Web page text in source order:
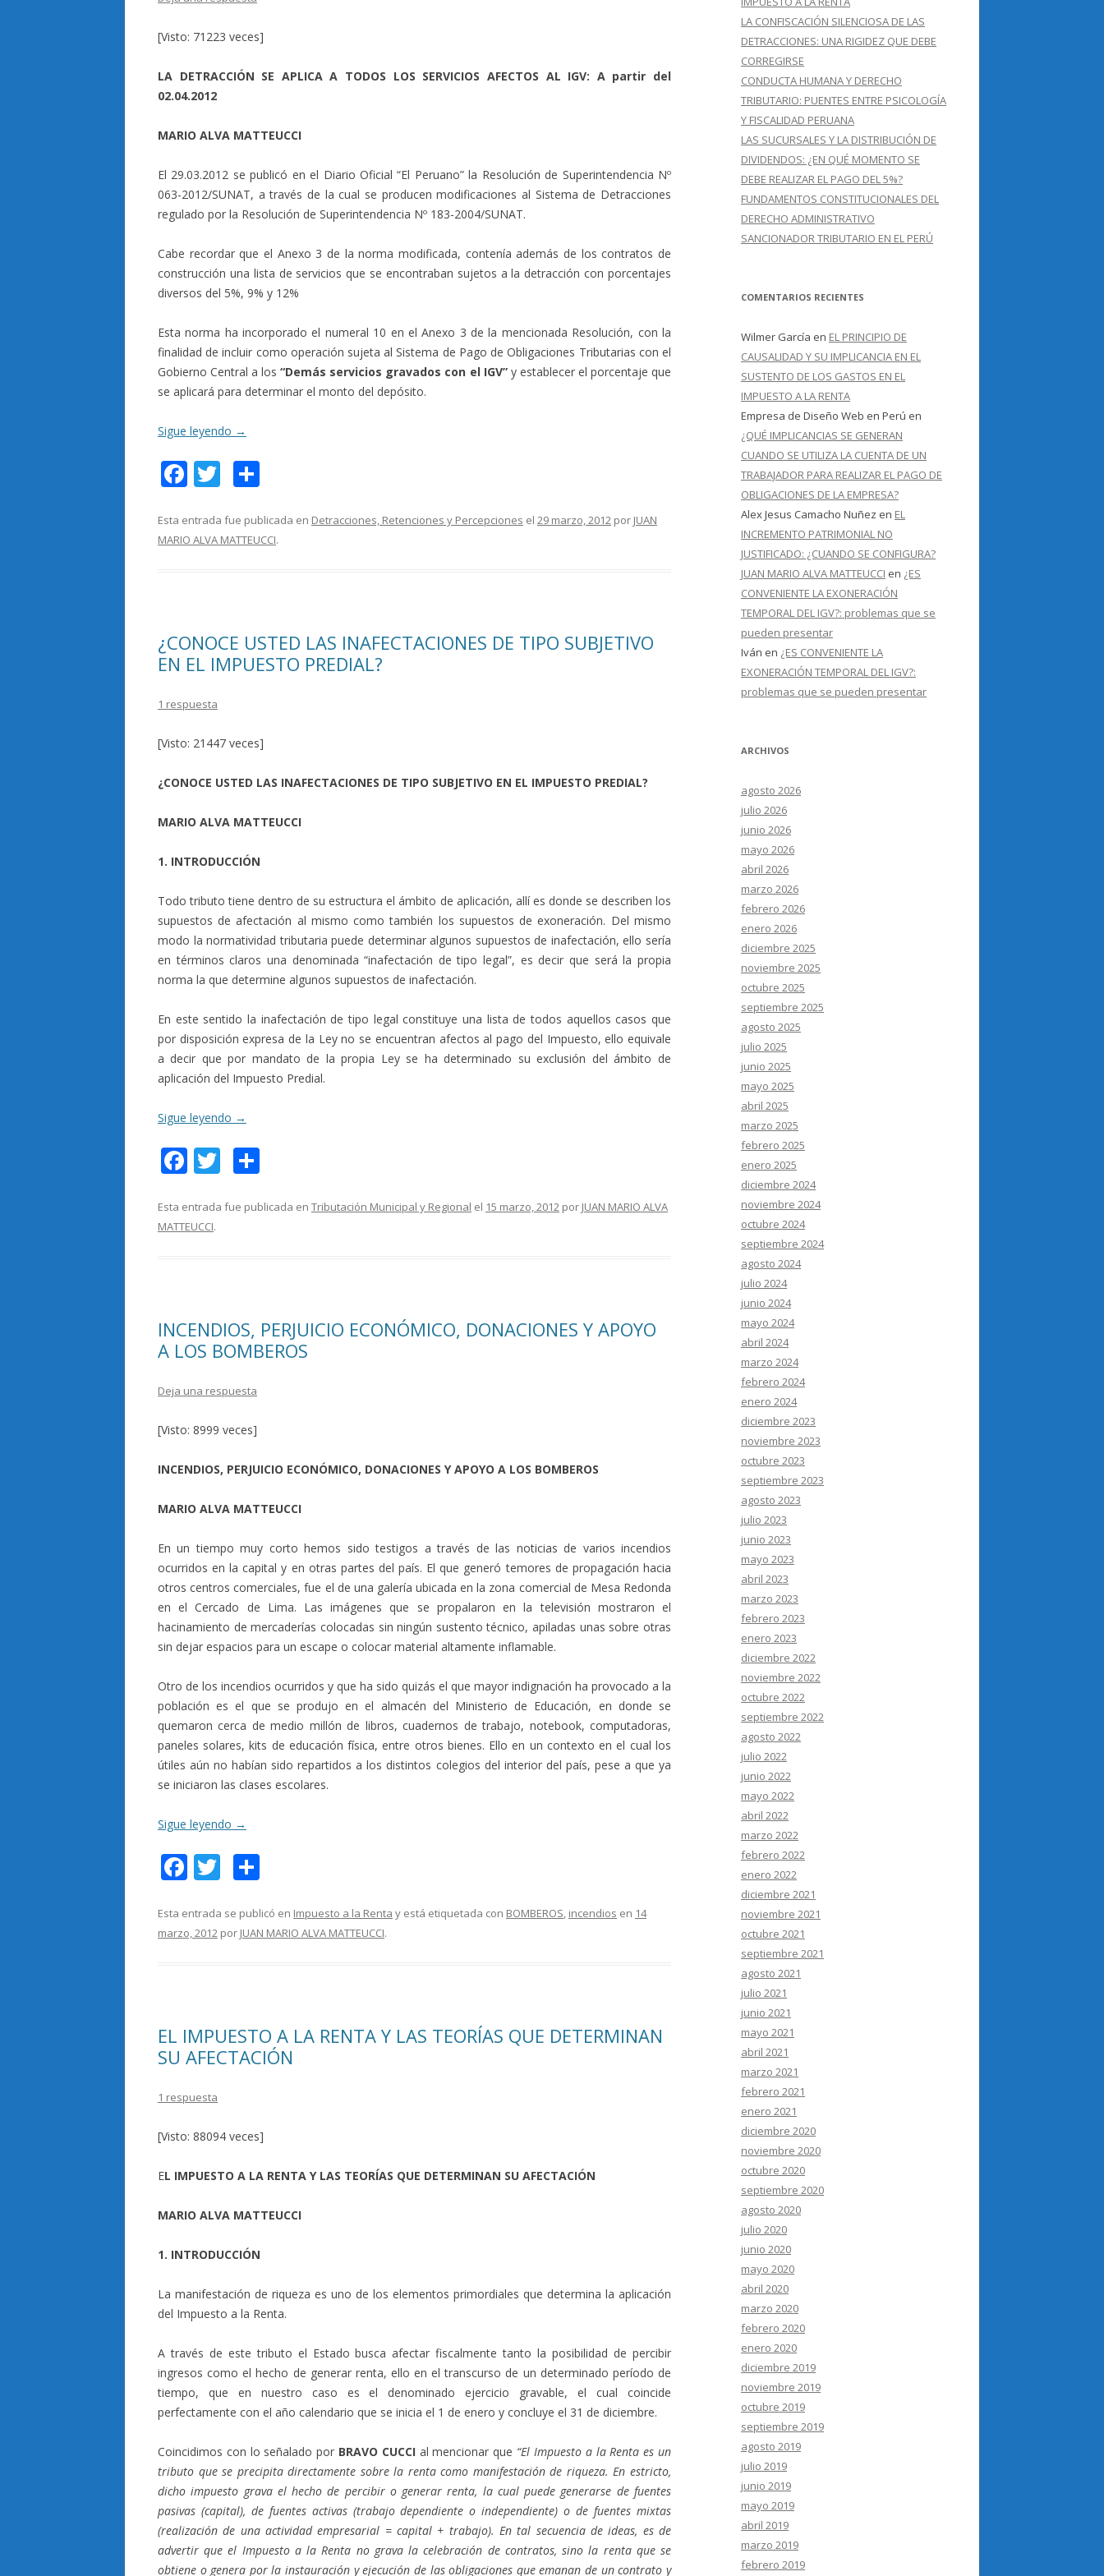
[Visto: 71223 veces]
LA DETRACCIÓN SE APLICA A TODOS LOS SERVICIOS AFECTOS AL IGV: A partir del
02.04.2012
MARIO ALVA MATTEUCCI
El 29.03.2012 se publicó en el Diario Oficial “El Peruano” la Resolución de Superintendencia Nº
063-2012/SUNAT, a través de la cual se producen modificaciones al Sistema de Detracciones
regulado por la Resolución de Superintendencia Nº 183-2004/SUNAT.
Cabe recordar que el Anexo 3 de la norma modificada, contenía además de los contratos de
construcción una lista de servicios que se encontraban sujetos a la detracción con porcentajes
diversos del 5%, 9% y 12%
Esta norma ha incorporado el numeral 10 en el Anexo 3 de la mencionada Resolución, con la
finalidad de incluir como operación sujeta al Sistema de Pago de Obligaciones Tributarias con el
Gobierno Central a los“Demás servicios gravados con el IGV”y establecer el porcentaje que
se aplicará para determinar el monto del depósito.
Sigue leyendo →
F
e
b
k
T
itt
er
m
p
r
Esta entrada fue publicada en Detracciones, Retenciones y Percepciones el 29 marzo, 2012 por JUAN
MARIO ALVA MATTEUCCI.
¿CONOCE USTED LAS INAFECTACIONES DE TIPO SUBJETIVO
EN EL IMPUESTO PREDIAL?
1 respuesta
[Visto: 21447 veces]
¿CONOCE USTED LAS INAFECTACIONES DE TIPO SUBJETIVO EN EL IMPUESTO PREDIAL?
MARIO ALVA MATTEUCCI
1. INTRODUCCIÓN
Todo tributo tiene dentro de su estructura el ámbito de aplicación, allí es donde se describen los
supuestos de afectación al mismo como también los supuestos de exoneración. Del mismo
modo la normatividad tributaria puede determinar algunos supuestos de inafectación, ello sería
en términos claros una denominada “inafectación de tipo legal”, es decir que será la propia
norma la que determine algunos supuestos de inafectación.
En este sentido la inafectación de tipo legal constituye una lista de todos aquellos casos que
por disposición expresa de la Ley no se encuentran afectos al pago del Impuesto, ello equivale
a decir que por mandato de la propia Ley se ha determinado su exclusión del ámbito de
aplicación del Impuesto Predial.
Sigue leyendo →
F
e
b
k
T
itt m
r
Esta entrada fue publicada en Tributación Municipal y Regional el 15 marzo, 2012 por JUAN MARIO ALVA
MATTEUCCI.
INCENDIOS, PERJUICIO ECONÓMICO, DONACIONES Y APOYO
A LOS BOMBEROS
Deja una respuesta
[Visto: 8999 veces]
INCENDIOS, PERJUICIO ECONÓMICO, DONACIONES Y APOYO A LOS BOMBEROS
MARIO ALVA MATTEUCCI
En un tiempo muy corto hemos sido testigos a través de las noticias de varios incendios
ocurridos en la capital y en otras partes del país. El que generó temores de propagación hacia
otros centros comerciales, fue el de una galería ubicada en la zona comercial de Mesa Redonda
en el Cercado de Lima. Las imágenes que se propalaron en la televisión mostraron el
hacinamiento de mercaderías colocadas sin ningún sustento técnico, apiladas unas sobre otras
sin dejar espacios para un escape o colocar material altamente inflamable.
Otro de los incendios ocurridos y que ha sido quizás el que mayor indignación ha provocado a la
población es el que se produjo en el almacén del Ministerio de Educación, en donde se
quemaron cerca de medio millón de libros, cuadernos de trabajo, notebook, computadoras,
paneles solares, kits de educación física, entre otros bienes. Ello en un contexto en el cual los
útiles aún no habían sido repartidos a los distintos colegios del interior del país, pese a que ya
se iniciaron las clases escolares.
Sigue leyendo →
F
e
b
k
T
itt
er
m
p
r
Esta entrada se publicó en Impuesto a la Renta y está etiquetada con BOMBEROS, incendios en 14
marzo, 2012 por JUAN MARIO ALVA MATTEUCCI.
EL IMPUESTO A LA RENTA Y LAS TEORÍAS QUE DETERMINAN
SU AFECTACIÓN
1 respuesta
[Visto: 88094 veces]
EL IMPUESTO A LA RENTA Y LAS TEORÍAS QUE DETERMINAN SU AFECTACIÓN
MARIO ALVA MATTEUCCI
1. INTRODUCCIÓN
La manifestación de riqueza es uno de los elementos primordiales que determina la aplicación
del Impuesto a la Renta.
A través de este tributo el Estado busca afectar fiscalmente tanto la posibilidad de percibir
ingresos como el hecho de generar renta, ello en el transcurso de un determinado período de
tiempo, que en nuestro caso es el denominado ejercicio gravable, el cual coincide
perfectamente con el año calendario que se inicia el 1 de enero y concluye el 31 de diciembre.
Coincidimos con lo señalado por BRAVO CUCCIal mencionar que “El Impuesto a la Renta es un
tributo que se precipita directamente sobre la renta como manifestación de riqueza. En estricto,
dicho impuesto grava el hecho de percibir o generar renta, la cual puede generarse de fuentes
pasivas (capital), de fuentes activas (trabajo dependiente o independiente) o de fuentes mixtas
(realización de una actividad empresarial = capital + trabajo). En tal secuencia de ideas, es de
advertir que el Impuesto a la Renta no grava la celebración de contratos, sino la renta que se
obtiene o genera por la instauración y ejecución de las obligaciones que emanan de un contrato y
LA CONFISCACIÓN SILENCIOSA DE LAS
DETRACCIONES: UNA RIGIDEZ QUE DEBE
CORREGIRSE
CONDUCTA HUMANA Y DERECHO
TRIBUTARIO: PUENTES ENTRE PSICOLOGÍA
Y FISCALIDAD PERUANA
LAS SUCURSALES Y LA DISTRIBUCIÓN DE
DIVIDENDOS: ¿EN QUÉ MOMENTO SE
DEBE REALIZAR EL PAGO DEL 5%?
FUNDAMENTOS CONSTITUCIONALES DEL
DERECHO ADMINISTRATIVO
SANCIONADOR TRIBUTARIO EN EL PERÚ
COMENTARIOS RECIENTES
Wilmer García en EL PRINCIPIO DE
CAUSALIDAD Y SU IMPLICANCIA EN EL
SUSTENTO DE LOS GASTOS EN EL
IMPUESTO A LA RENTA
Empresa de Diseño Web en Perú en
¿QUÉ IMPLICANCIAS SE GENERAN
CUANDO SE UTILIZA LA CUENTA DE UN
TRABAJADOR PARA REALIZAR EL PAGO DE
OBLIGACIONES DE LA EMPRESA?
Alex Jesus Camacho Nuñez en EL
INCREMENTO PATRIMONIAL NO
JUSTIFICADO: ¿CUANDO SE CONFIGURA?
JUAN MARIO ALVA MATTEUCCI en ¿ES
CONVENIENTE LA EXONERACIÓN
TEMPORAL DEL IGV?: problemas que se
pueden presentar
Iván en ¿ES CONVENIENTE LA
EXONERACIÓN TEMPORAL DEL IGV?:
problemas que se pueden presentar
ARCHIVOS
agosto 2026
julio 2026
junio 2026
mayo 2026
abril 2026
marzo 2026
febrero 2026
enero 2026
diciembre 2025
noviembre 2025
octubre 2025
septiembre 2025
agosto 2025
julio 2025
junio 2025
mayo 2025
abril 2025
marzo 2025
febrero 2025
enero 2025
diciembre 2024
noviembre 2024
octubre 2024
septiembre 2024
agosto 2024
julio 2024
junio 2024
mayo 2024
abril 2024
marzo 2024
febrero 2024
enero 2024
diciembre 2023
noviembre 2023
octubre 2023
septiembre 2023
agosto 2023
julio 2023
junio 2023
mayo 2023
abril 2023
marzo 2023
febrero 2023
enero 2023
diciembre 2022
noviembre 2022
octubre 2022
septiembre 2022
agosto 2022
julio 2022
junio 2022
mayo 2022
abril 2022
marzo 2022
febrero 2022
enero 2022
diciembre 2021
noviembre 2021
octubre 2021
septiembre 2021
agosto 2021
julio 2021
junio 2021
mayo 2021
abril 2021
marzo 2021
febrero 2021
enero 2021
diciembre 2020
noviembre 2020
octubre 2020
septiembre 2020
agosto 2020
julio 2020
junio 2020
mayo 2020
abril 2020
marzo 2020
febrero 2020
enero 2020
diciembre 2019
noviembre 2019
octubre 2019
septiembre 2019
agosto 2019
julio 2019
junio 2019
mayo 2019
abril 2019
marzo 2019
febrero 2019